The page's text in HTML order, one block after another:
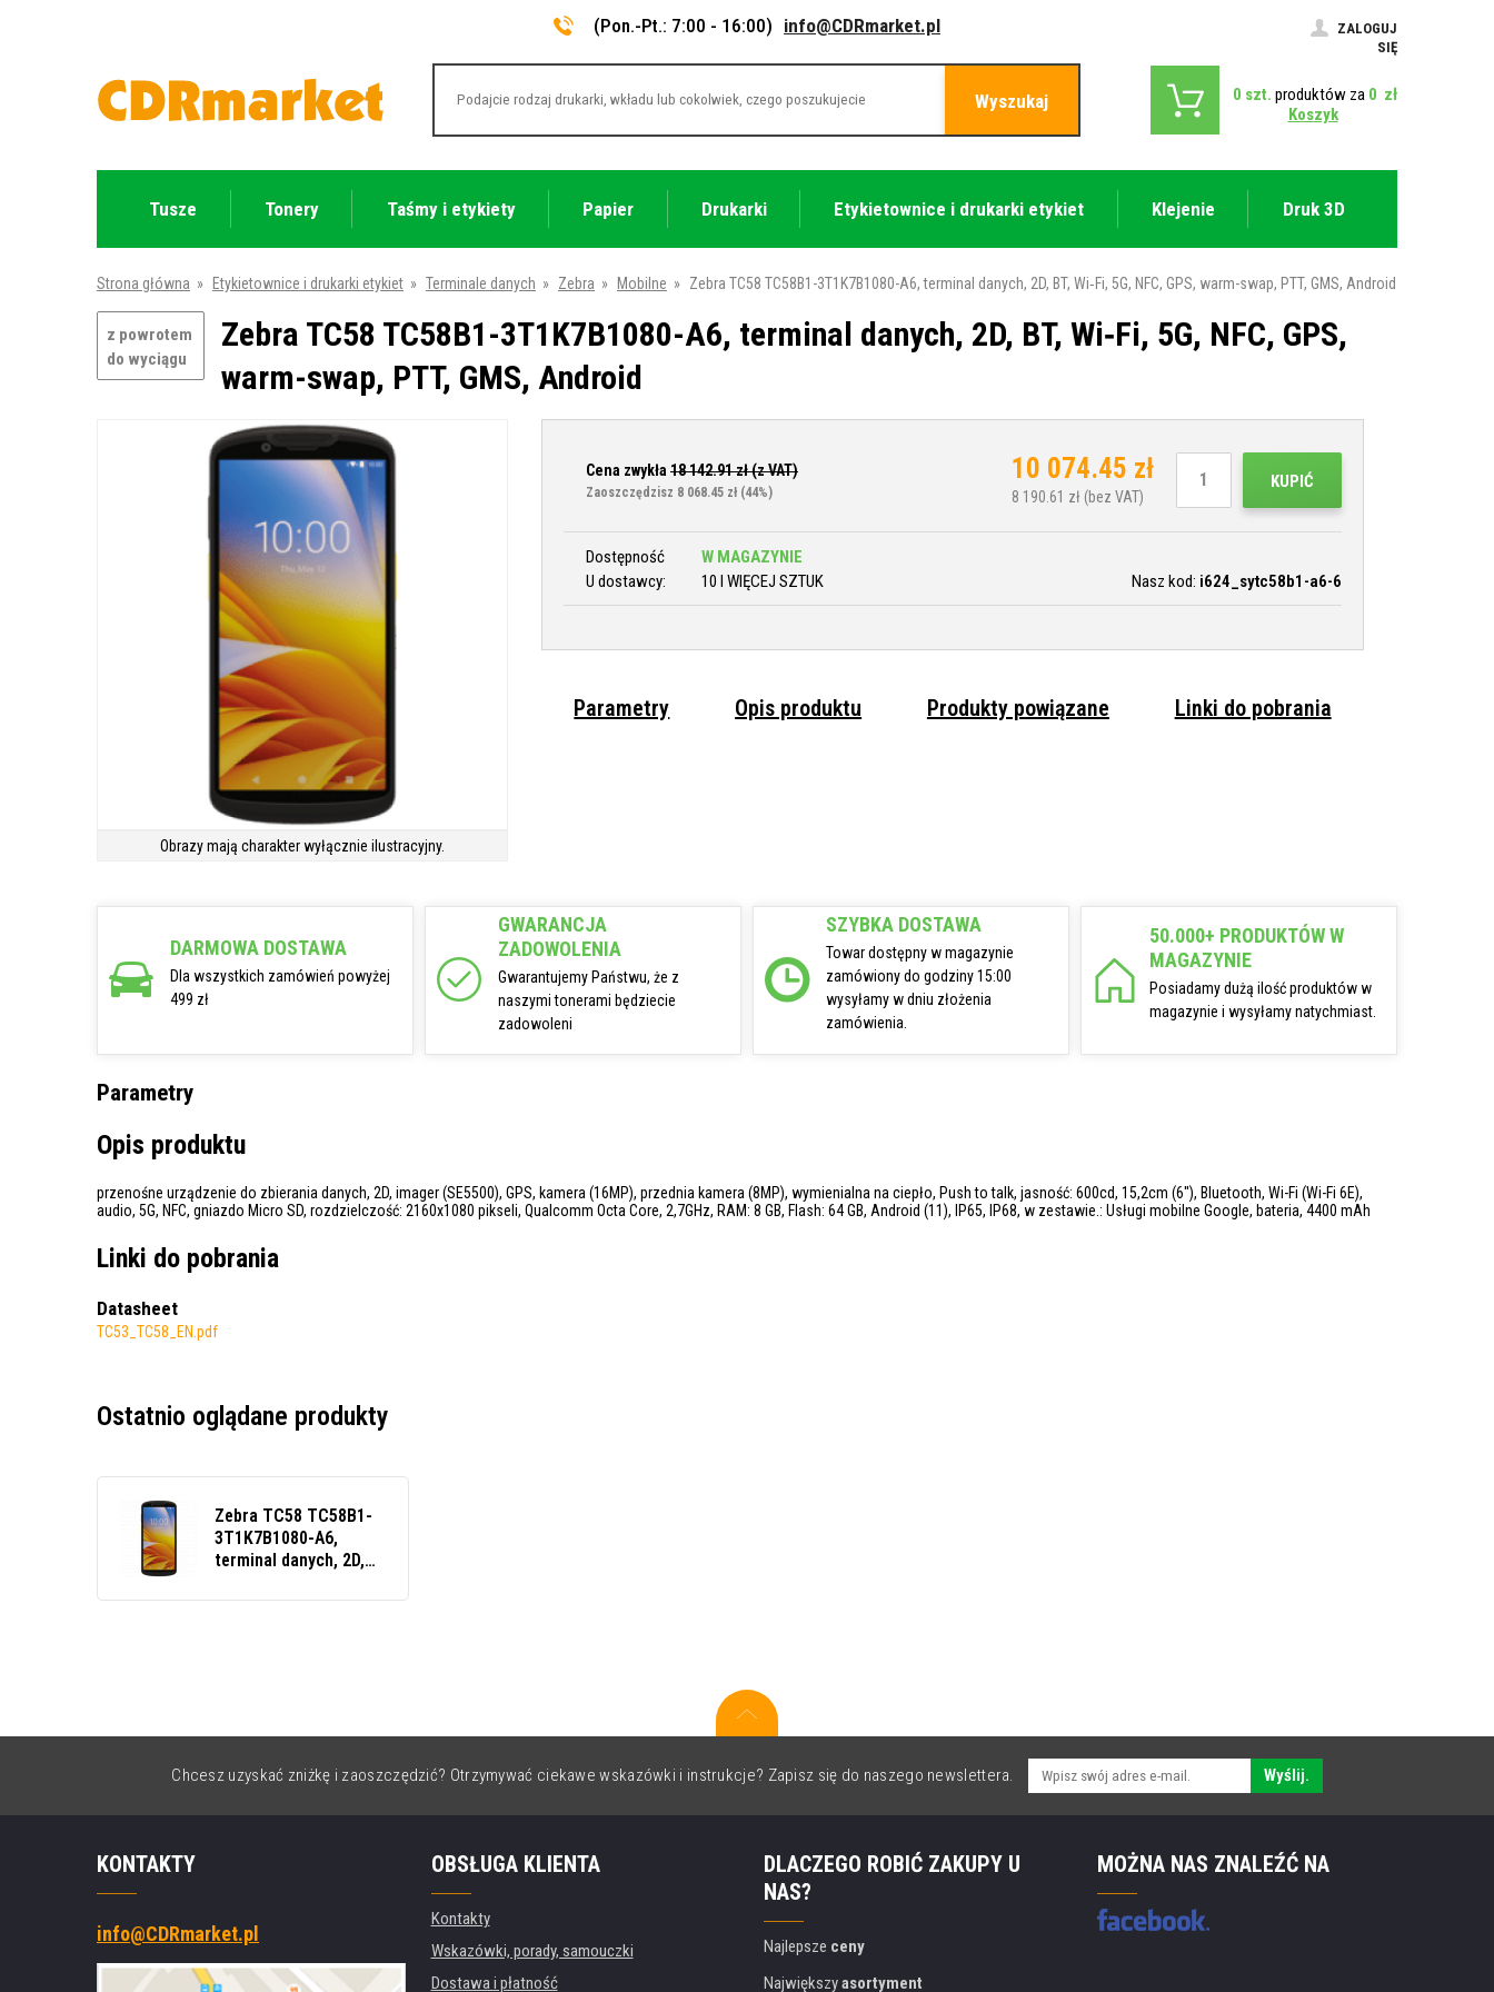
(Pon.-Pt.: 7:00 - 16:00) info@CDRmarket.pl
ZALOGUJ
SIĘ
Wyszukaj 0 szt. produktów za 0 zł
Koszyk
Tusze Tonery Taśmy i etykiety Papier Drukarki Etykietownice i drukarki etykiet Klejenie Druk 3D
Strona główna » Etykietownice i drukarki etykiet » Terminale danych » Zebra » Mobilne » Zebra TC58 TC58B1-3T1K7B1080-A6, terminal danych, 2D, BT, Wi‑Fi, 5G, NFC, GPS, warm-swap, PTT, GMS, Android
z powrotem
do wyciągu
Zebra TC58 TC58B1-3T1K7B1080-A6, terminal danych, 2D, BT, Wi‑Fi, 5G, NFC, GPS,
warm-swap, PTT, GMS, Android
Obrazy mają charakter wyłącznie ilustracyjny.
Cena zwykła 18 142.91zł (z VAT)
Zaoszczędzisz 8 068.45 zł (44%)
10 074.45 zł
8 190.61 zł (bez VAT)
KUPIĆ
Dostępność
W MAGAZYNIE
U dostawcy:
10 I WIĘCEJ SZTUK Nasz kod: i624_sytc58b1-a6-6
Parametry Opis produktu Produkty powiązane Linki do pobrania
DARMOWA DOSTAWA
Dla wszystkich zamówień powyżej
499 zł
GWARANCJA
ZADOWOLENIA
Gwarantujemy Państwu, że z
naszymi tonerami będziecie
zadowoleni
SZYBKA DOSTAWA
Towar dostępny w magazynie
zamówiony do godziny 15:00
wysyłamy w dniu złożenia
zamówienia.
50.000+ PRODUKTÓW W
MAGAZYNIE
Posiadamy dużą ilość produktów w
magazynie i wysyłamy natychmiast.
Parametry
Opis produktu
przenośne urządzenie do zbierania danych, 2D, imager (SE5500), GPS, kamera (16MP), przednia kamera (8MP), wymienialna na ciepło, Push to talk, jasność: 600cd, 15,2cm (6''), Bluetooth, Wi-Fi (Wi-Fi 6E),
audio, 5G, NFC, gniazdo Micro SD, rozdzielczość: 2160x1080 pikseli, Qualcomm Octa Core, 2,7GHz, RAM: 8 GB, Flash: 64 GB, Android (11), IP65, IP68, w zestawie.: Usługi mobilne Google, bateria, 4400 mAh
Linki do pobrania
Datasheet
TC53_TC58_EN.pdf
Ostatnio oglądane produkty
Zebra TC58 TC58B1-
3T1K7B1080-A6,
terminal danych, 2D,
GPS, warm-swap, PTT,
Chcesz uzyskać zniżkę i zaoszczędzić? Otrzymywać ciekawe wskazówki i instrukcje? Zapisz się do naszego newslettera. Wyślij.
KONTAKTY
info@CDRmarket.pl
OBSŁUGA KLIENTA
Kontakty
Wskazówki, porady, samouczki
Dostawa i płatność
DLACZEGO ROBIĆ ZAKUPY U
NAS?
Najlepsze ceny
Największyasortyment
MOŻNA NAS ZNALEŹĆ NA